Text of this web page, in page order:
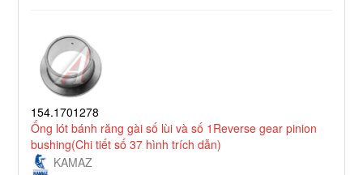
154.1701278
Ống lót bánh răng gài số lùi và số 1Reverse gear pinion
bushing(Chi tiết số 37 hình trích dẫn)
KAMAZ